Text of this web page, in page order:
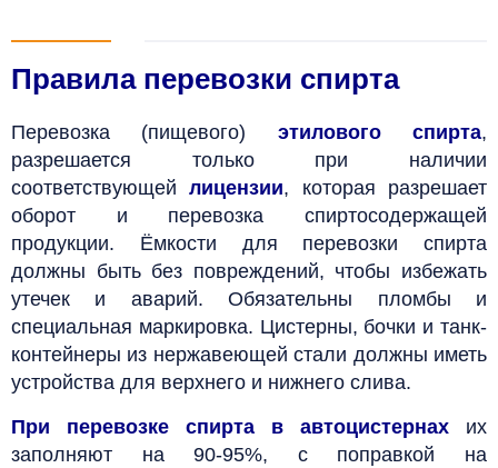
Правила перевозки спирта
Перевозка (пищевого) этилового спирта,
разрешается только при наличии
соответствующейлицензии, которая разрешает
оборот и перевозка спиртосодержащей
продукции. Ёмкости для перевозки спирта
должны быть без повреждений, чтобы избежать
утечек и аварий. Обязательны пломбы и
специальная маркировка. Цистерны, бочки и танк-
контейнеры из нержавеющей стали должны иметь
устройства для верхнего и нижнего слива.
При перевозке спирта в автоцистернах их
заполняют на 90-95%, с поправкой на